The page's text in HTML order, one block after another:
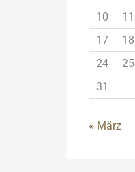
10
11
17
18
24
25
31
« März